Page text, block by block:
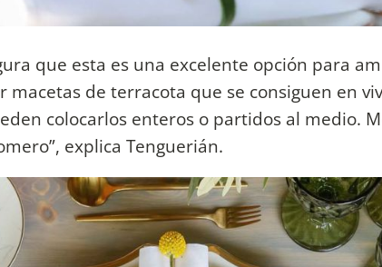
que esta es una excelente opción para
macetas de terracota que se consiguen en
colocarlos enteros o partidos al medio.
explica Tenguerián.